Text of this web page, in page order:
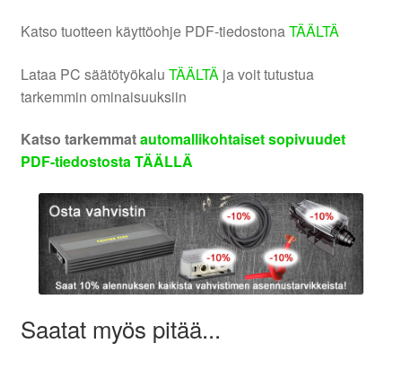
Katso tuotteen käyttöohje PDF-tiedostonaTÄÄLTÄ
Lataa PC säätötyökalu TÄÄLTÄja voit tutustua
tarkemmin ominaisuuksiin
Katso tarkemmatautomallikohtaiset sopivuudet
PDF-tiedostosta TÄÄLLÄ
Saatat myös pitää...